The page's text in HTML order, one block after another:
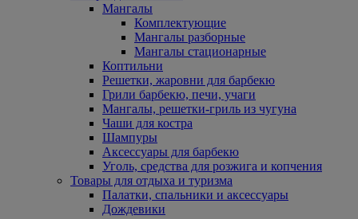
Мангалы
Комплектующие
Мангалы разборные
Мангалы стационарные
Коптильни
Решетки, жаровни для барбекю
Грили барбекю, печи, учаги
Мангалы, решетки-гриль из чугуна
Чаши для костра
Шампуры
Аксессуары для барбекю
Уголь, средства для розжига и копчения
Товары для отдыха и туризма
Палатки, спальники и аксессуары
Дождевики